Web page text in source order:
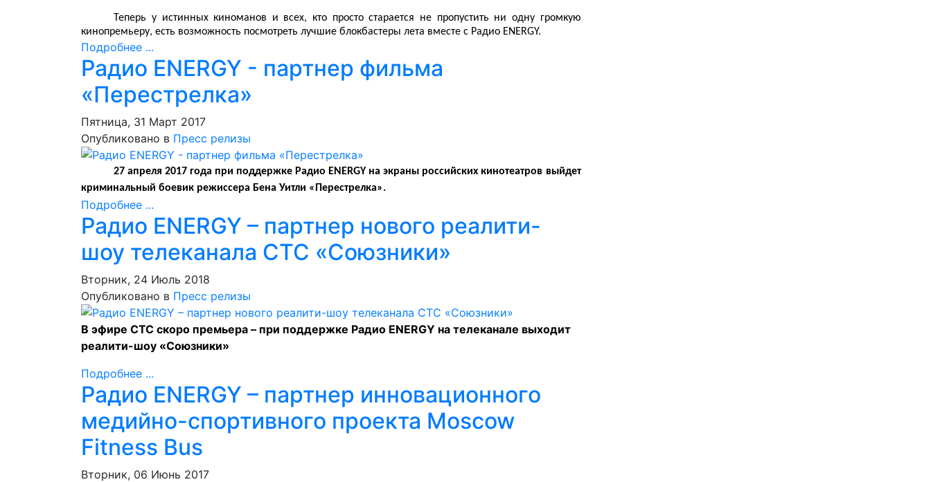
Теперь у истинных киноманов и всех, кто просто старается не пропустить ни одну громкую
кинопремьеру, есть возможность посмотреть лучшие блокбастеры лета вместе с Радио ENERGY.
Подробнее ...
Радио ENERGY - партнер фильма
«Перестрелка»
Пятница, 31 Март 2017
Опубликовано в Пресс релизы
27 апреля 2017 года при поддержке Радио ENERGY на экраны российских кинотеатров выйдет
криминальный боевик режиссера Бена Уитли «Перестрелка».
Подробнее ...
Радио ENERGY – партнер нового реалити-
шоу телеканала СТС «Союзники»
Вторник, 24 Июль 2018
Опубликовано в Пресс релизы
В эфире СТС скоро премьера – при поддержке Радио ENERGY на телеканале выходит
реалити-шоу «Союзники»
Подробнее ...
Радио ENERGY – партнер инновационного
медийно-спортивного проекта Moscow
Fitness Bus
Вторник, 06 Июнь 2017